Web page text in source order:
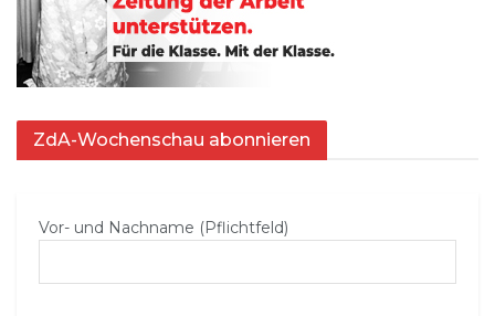
ZdA-Wochenschau abonnieren
Vor- und Nachname (Pflichtfeld)